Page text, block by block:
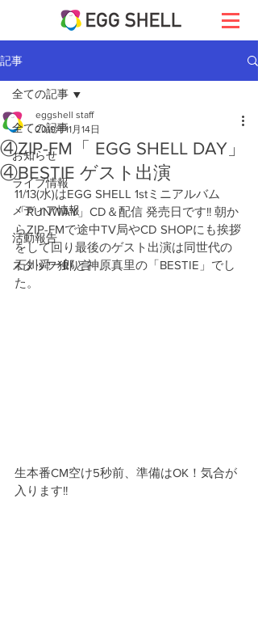
記事
全ての記事
お知らせ
ライブ情報
メディア情報
活動報告
スタッフ独り言
全ての記事
④ZIP-FM「 EGG SHELL DAY」
④BESTIE ゲスト出演
eggshell staff
2019年11月14日
11/13(水)はEGG SHELL 1stミニアルバム
「RUNWAY」CD＆配信 発売日です!! 朝か
らZIP-FMで途中TV局やCD SHOPにも挨拶
をして回り最後のゲスト出演は同世代の
石川舜一郎と神原真里の「BESTIE」でし
た。
生本番CM空け5秒前、準備はOK！気合が
入ります!!